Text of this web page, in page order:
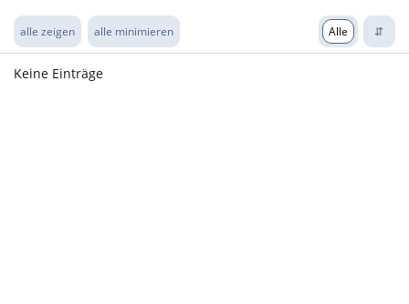
alle zeigen alle minimieren Alle
Keine Einträge